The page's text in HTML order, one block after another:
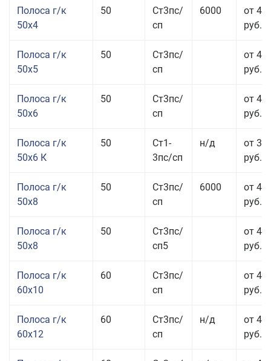
Полоса г/к
50x4
50
Ст3пс/
сп
6000
от 45
руб.
Полоса г/к
50x5
50
Ст3пс/
сп
от 43
руб.
Полоса г/к
50x6
50
Ст3пс/
сп
от 42
руб.
Полоса г/к
50x6 К
50
Ст1-
3пс/сп
н/д
от 35
руб.
Полоса г/к
50x8
50
Ст3пс/
сп
6000
от 45
руб.
Полоса г/к
50x8
50
Ст3пс/
сп5
от 45
руб.
Полоса г/к
60x10
60
Ст3пс/
сп
от 41
руб.
Полоса г/к
60x12
60
Ст3пс/
сп
н/д
от 44
руб.